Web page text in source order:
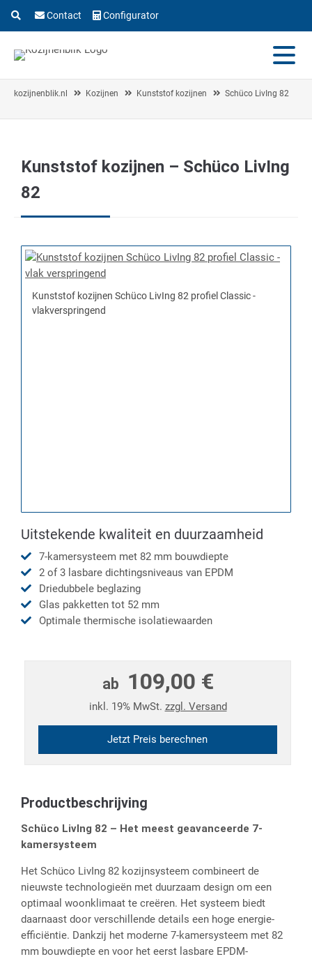
Contact Configurator
kozijnenblik.nl Kozijnen Kunststof kozijnen Schüco LivIng 82
Kunststof kozijnen – Schüco LivIng
82
Kunststof kozijnen Schüco LivIng 82 profiel Classic -
vlakverspringend
Uitstekende kwaliteit en duurzaamheid
7-kamersysteem met 82 mm bouwdiepte
2 of 3 lasbare dichtingsniveaus van EPDM
Driedubbele beglazing
Glas pakketten tot 52 mm
Optimale thermische isolatiewaarden
ab 109,00 €
inkl. 19% MwSt. zzgl. Versand
Jetzt Preis berechnen
Productbeschrijving
Schüco LivIng 82 – Het meest geavanceerde 7-
kamersysteem
Het Schüco LivIng 82 kozijnsysteem combineert de
nieuwste technologieën met duurzaam design om een
optimaal woonklimaat te creëren. Het systeem biedt
daarnaast door verschillende details een hoge energie-
efficiëntie. Dankzij het moderne 7-kamersysteem met 82
mm bouwdiepte en voor het eerst lasbare EPDM-